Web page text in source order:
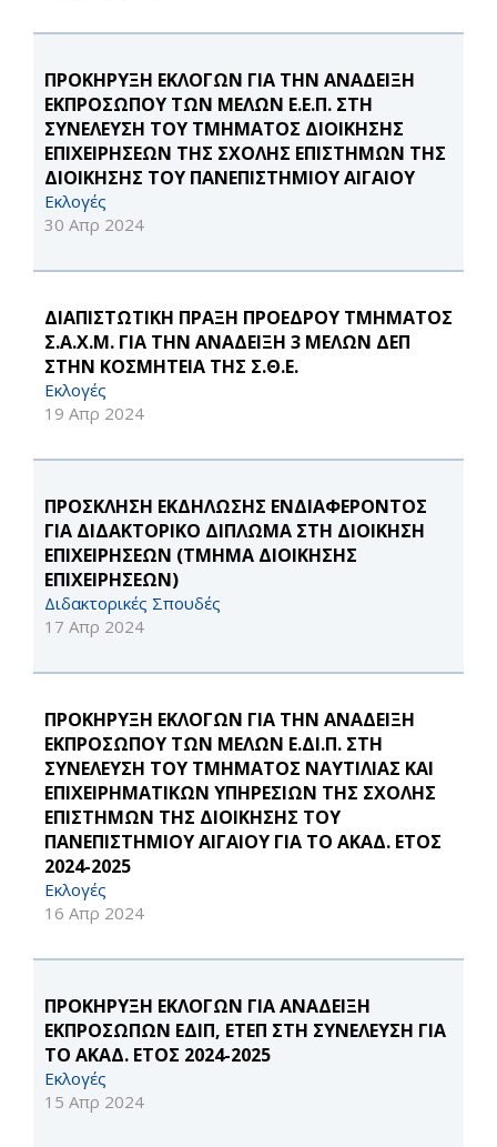
ΠΡΟΚΗΡΥΞΗ ΕΚΛΟΓΩΝ ΓΙΑ ΤΗΝ ΑΝΑΔΕΙΞΗ
ΕΚΠΡΟΣΩΠΟΥ ΤΩΝ ΜΕΛΩΝ Ε.Ε.Π. ΣΤΗ
ΣΥΝΕΛΕΥΣΗ ΤΟΥ ΤΜΗΜΑΤΟΣ ΔΙΟΙΚΗΣΗΣ
ΕΠΙΧΕΙΡΗΣΕΩΝ ΤΗΣ ΣΧΟΛΗΣ ΕΠΙΣΤΗΜΩΝ ΤΗΣ
ΔΙΟΙΚΗΣΗΣ ΤΟΥ ΠΑΝΕΠΙΣΤΗΜΙΟΥ ΑΙΓΑΙΟΥ
Εκλογές
30 Απρ 2024
ΔΙΑΠΙΣΤΩΤΙΚΗ ΠΡΑΞΗ ΠΡΟΕΔΡΟΥ ΤΜΗΜΑΤΟΣ
Σ.Α.Χ.Μ. ΓΙΑ ΤΗΝ ΑΝΑΔΕΙΞΗ 3 ΜΕΛΩΝ ΔΕΠ
ΣΤΗΝ ΚΟΣΜΗΤΕΙΑ ΤΗΣ Σ.Θ.Ε.
Εκλογές
19 Απρ 2024
ΠΡΟΣΚΛΗΣΗ ΕΚΔΗΛΩΣΗΣ ΕΝΔΙΑΦΕΡΟΝΤΟΣ
ΓΙΑ ΔΙΔΑΚΤΟΡΙΚΟ ΔΙΠΛΩΜΑ ΣΤΗ ΔΙΟΙΚΗΣΗ
ΕΠΙΧΕΙΡΗΣΕΩΝ (ΤΜΗΜΑ ΔΙΟΙΚΗΣΗΣ
ΕΠΙΧΕΙΡΗΣΕΩΝ)
Διδακτορικές Σπουδές
17 Απρ 2024
ΠΡΟΚΗΡΥΞΗ ΕΚΛΟΓΩΝ ΓΙΑ ΤΗΝ ΑΝΑΔΕΙΞΗ
ΕΚΠΡΟΣΩΠΟΥ ΤΩΝ ΜΕΛΩΝ Ε.ΔΙ.Π. ΣΤΗ
ΣΥΝΕΛΕΥΣΗ ΤΟΥ ΤΜΗΜΑΤΟΣ ΝΑΥΤΙΛΙΑΣ ΚΑΙ
ΕΠΙΧΕΙΡΗΜΑΤΙΚΩΝ ΥΠΗΡΕΣΙΩΝ ΤΗΣ ΣΧΟΛΗΣ
ΕΠΙΣΤΗΜΩΝ ΤΗΣ ΔΙΟΙΚΗΣΗΣ ΤΟΥ
ΠΑΝΕΠΙΣΤΗΜΙΟΥ ΑΙΓΑΙΟΥ ΓΙΑ ΤΟ ΑΚΑΔ. ΕΤΟΣ
2024-2025
Εκλογές
16 Απρ 2024
ΠΡΟΚΗΡΥΞΗ ΕΚΛΟΓΩΝ ΓΙΑ ΑΝΑΔΕΙΞΗ
ΕΚΠΡΟΣΩΠΩΝ ΕΔΙΠ, ΕΤΕΠ ΣΤΗ ΣΥΝΕΛΕΥΣΗ ΓΙΑ
ΤΟ ΑΚΑΔ. ΕΤΟΣ 2024-2025
Εκλογές
15 Απρ 2024